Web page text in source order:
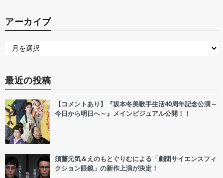
アーカイブ
最近の投稿
【コメントあり】『坂本冬美歌手生活40周年記念公演～
今日から明日へ～』メインビジュアル公開！！
須藤元気＆えのもとぐりむによる「劇団サイエンスフィ
クション眼鏡」の新作上演が決定！